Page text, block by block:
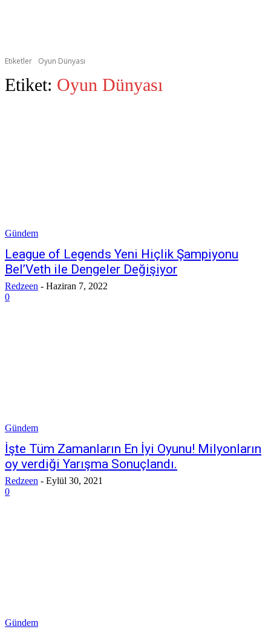
Etiketler Oyun Dünyası
Etiket: Oyun Dünyası
Gündem
League of Legends Yeni Hiçlik Şampiyonu
Bel’Veth ile Dengeler Değişiyor
Redzeen - Haziran 7, 2022
0
Gündem
İşte Tüm Zamanların En İyi Oyunu! Milyonların
oy verdiği Yarışma Sonuçlandı.
Redzeen - Eylül 30, 2021
0
Gündem